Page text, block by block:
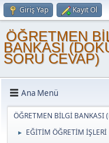
Giriş Yap Kayıt Ol
ÖĞRETMEN
BANKASI
SORU CEVAP)
Ana Menü
ÖĞRETMEN BİLGİ BANKASI
► EĞİTİM ÖĞRETİM İŞLERİ